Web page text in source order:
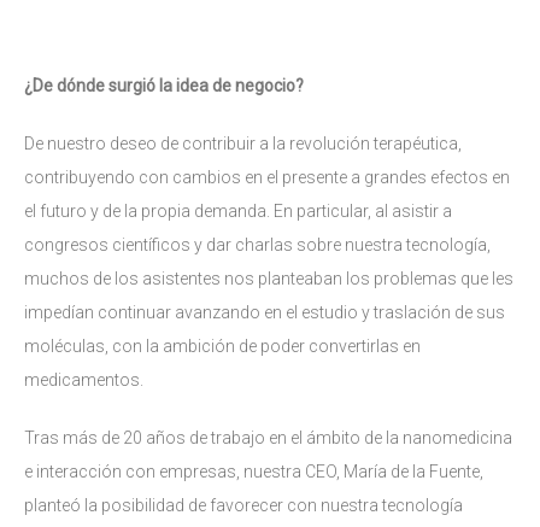
¿De dónde surgió la idea de negocio?
De nuestro deseo de contribuir a la revolución terapéutica,
contribuyendo con cambios en el presente a grandes efectos en
el futuro y de la propia demanda. En particular, al asistir a
congresos científicos y dar charlas sobre nuestra tecnología,
muchos de los asistentes nos planteaban los problemas que les
impedían continuar avanzando en el estudio y traslación de sus
moléculas, con la ambición de poder convertirlas en
medicamentos.
Tras más de 20 años de trabajo en el ámbito de la nanomedicina
e interacción con empresas, nuestra CEO, María de la Fuente,
planteó la posibilidad de favorecer con nuestra tecnología